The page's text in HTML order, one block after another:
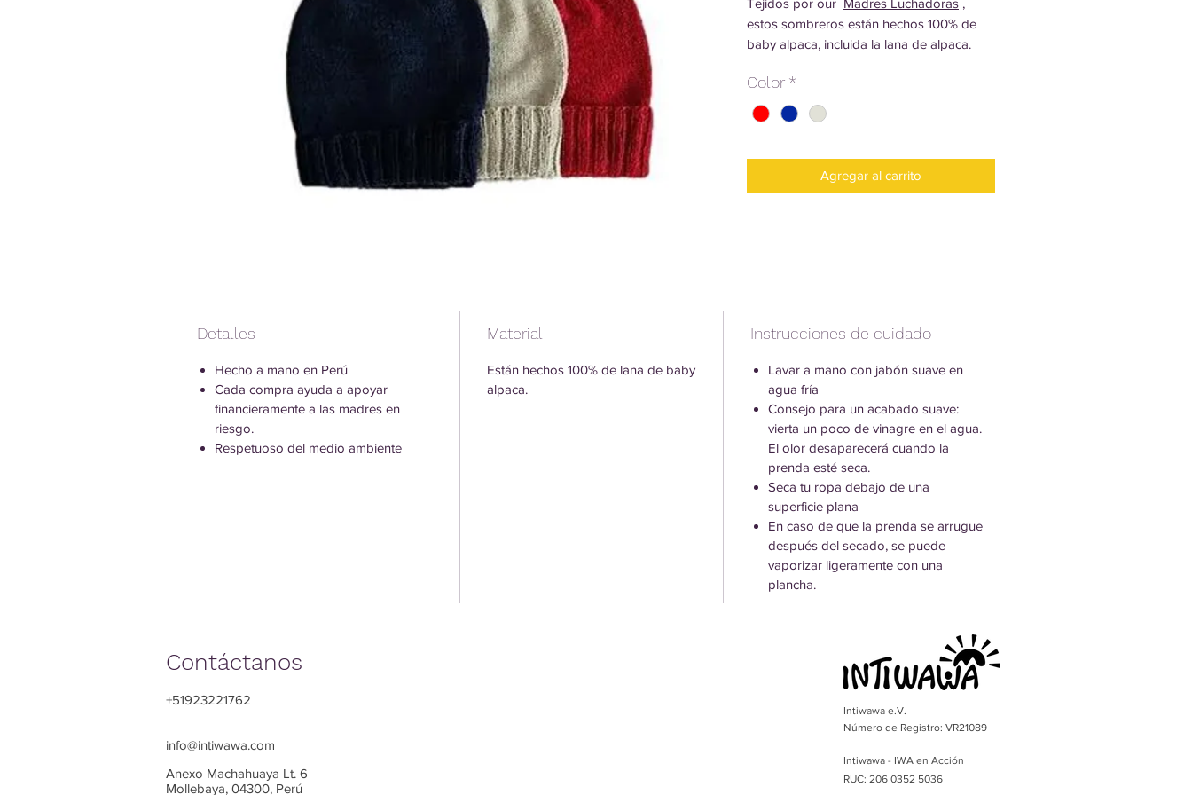
Tejidos por our Madres Luchadoras ,
estos sombreros están hechos 100% de
baby alpaca, incluida la lana de alpaca.
Color *
Agregar al carrito
Detalles
Hecho a mano en Perú
Cada compra ayuda a apoyar
financieramente a las madres en
riesgo.
Respetuoso del medio ambiente
Material
Están hechos 100% de lana de baby
alpaca.
Instrucciones de cuidado
Lavar a mano con jabón suave en
agua fría
Consejo para un acabado suave:
vierta un poco de vinagre en el agua.
El olor desaparecerá cuando la
prenda esté seca.
Seca tu ropa debajo de una
superficie plana
En caso de que la prenda se arrugue
después del secado, se puede
vaporizar ligeramente con una
plancha.
Contáctanos
+51923221762
info@intiwawa.com
Anexo Machahuaya Lt. 6
Mollebaya, 04300, Perú
Intiwawa e.V.
Número de Registro: VR21089
Intiwawa - IWA en Acción
RUC: 206 0352 5036